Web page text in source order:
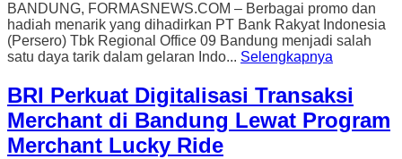
BANDUNG, FORMASNEWS.COM – Berbagai promo dan
hadiah menarik yang dihadirkan PT Bank Rakyat Indonesia
(Persero) Tbk Regional Office 09 Bandung menjadi salah
satu daya tarik dalam gelaran Indo... Selengkapnya
BRI Perkuat Digitalisasi Transaksi
Merchant di Bandung Lewat Program
Merchant Lucky Ride